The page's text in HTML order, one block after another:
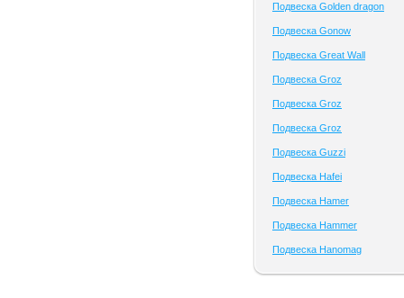
Подвеска Golden dragon
Подвеска Gonow
Подвеска Great Wall
Подвеска Groz
Подвеска Groz
Подвеска Groz
Подвеска Guzzi
Подвеска Hafei
Подвеска Hamer
Подвеска Hammer
Подвеска Hanomag